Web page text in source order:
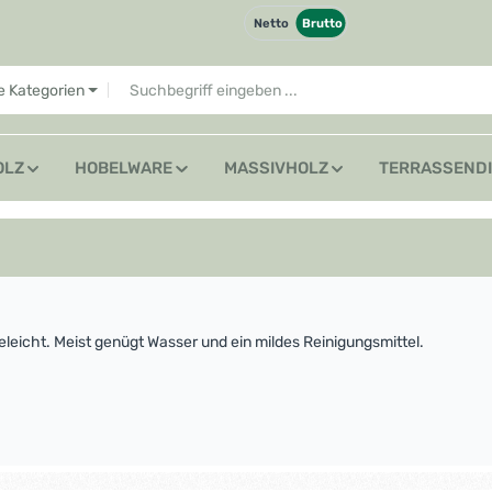
Netto Brutto
Kategorien
HOBELWARE MASSIVHOLZ
Meist genügt Wasser und ein mildes Reinigungsmittel.